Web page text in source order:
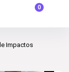
0
Impactos